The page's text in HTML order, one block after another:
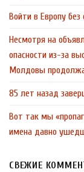
Войти в Европу без
Несмотря на
опасности из-за
Молдовы
85 лет назад
Вот так мы
имена давно
СВЕЖИЕ